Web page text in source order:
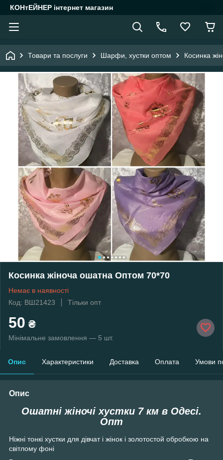
КОНтЕЙНЕР інтернет магазин
Товари та послуги Шарфи, хустки оптом Косинка
Косинка жіноча ошатна Оптом 70*70
Немає в наявності
Код: ВШ21423
Тільки опт
50 ₴
Мінімальне замовлення — 5 шт.
Опис Характеристики Доставка Оплата Умови
Опис
Ошатні жіночі хустки 7 км в Одесі.
Опт
Ніжні тонкі хустки для дівчат і жінок і золотостой обробкою на
світлому фоні